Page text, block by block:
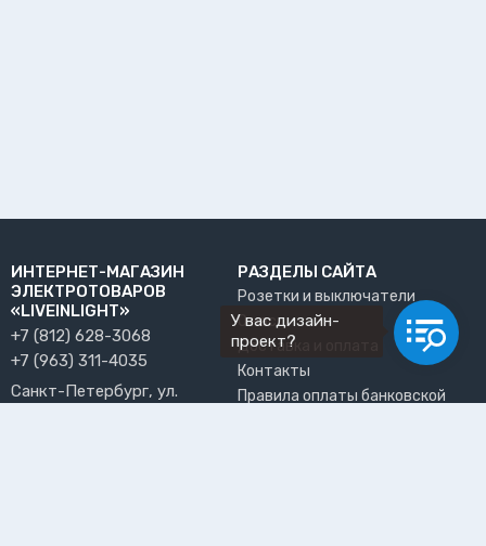
ИНТЕРНЕТ-МАГАЗИН
ЭЛЕКТРОТОВАРОВ
«LIVEINLIGHT»
+7 (812) 628-3068
+7 (963) 311-4035
Санкт-Петербург, ул.
РАЗДЕЛЫ САЙТА
Розетки и выключатели
О нас
Доставка и оплата
Контакты
Правила оплаты банковской
У вас дизайн-
проект?